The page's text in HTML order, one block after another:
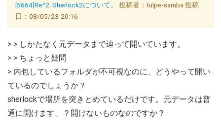
[5664]Re^2: Sherlock2について。
投稿者：tulpe-samba 投稿
日：08/05/23-20:16
> > しかたなく元データまで辿って開いています。
> > ちょっと疑問
> 内包しているフォルダが不可視なのに、どうやって開い
ているのでしょうか？
sherlockで場所を突きとめているだけです。元データは普
通に開けます。？開けないものなのですか？